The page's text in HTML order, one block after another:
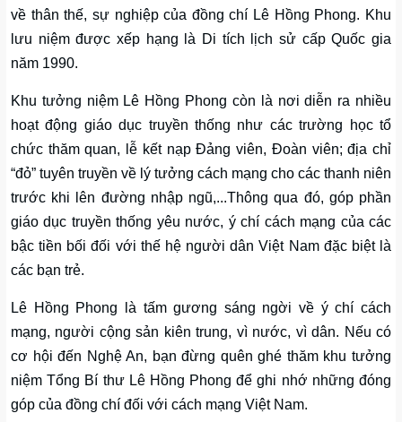
về thân thế, sự nghiệp của đồng chí Lê Hồng Phong. Khu
lưu niệm được xếp hạng là Di tích lịch sử cấp Quốc gia
năm 1990.
Khu tưởng niệm Lê Hồng Phong còn là nơi diễn ra nhiều
hoạt động giáo dục truyền thống như các trường học tổ
chức thăm quan, lễ kết nạp Đảng viên, Đoàn viên; địa chỉ
“đỏ” tuyên truyền về lý tưởng cách mạng cho các thanh niên
trước khi lên đường nhập ngũ,...Thông qua đó, góp phần
giáo dục truyền thống yêu nước, ý chí cách mạng của các
bậc tiền bối đối với thế hệ người dân Việt Nam đặc biệt là
các bạn trẻ.
Lê Hồng Phong là tấm gương sáng ngời về ý chí cách
mạng, người cộng sản kiên trung, vì nước, vì dân. Nếu có
cơ hội đến Nghệ An, bạn đừng quên ghé thăm khu tưởng
niệm Tổng Bí thư Lê Hồng Phong để ghi nhớ những đóng
góp của đồng chí đối với cách mạng Việt Nam.